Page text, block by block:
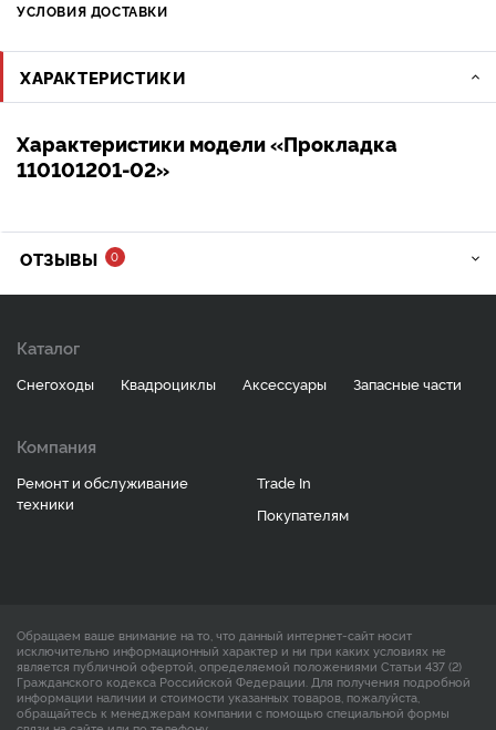
УСЛОВИЯ ДОСТАВКИ
ХАРАКТЕРИСТИКИ
Характеристики модели «Прокладка
110101201-02»
ОТЗЫВЫ 0
Каталог
Снегоходы Квадроциклы Аксессуары Запасные части
Компания
Ремонт и обслуживание
техники
Trade In
Покупателям
Обращаем ваше внимание на то, что данный интернет-сайт носит
исключительно информационный характер и ни при каких условиях не
является публичной офертой, определяемой положениями Статьи 437 (2)
Гражданского кодекса Российской Федерации. Для получения подробной
информации наличии и стоимости указанных товаров, пожалуйста,
обращайтесь к менеджерам компании с помощью специальной формы